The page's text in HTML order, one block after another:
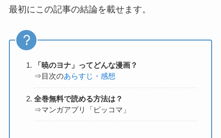
最初にこの記事の結論を載せます。
「暁のヨナ」ってどんな漫画？
⇒目次のあらすじ・感想
全巻無料で読める方法は？
⇒マンガアプリ「ピッコマ」